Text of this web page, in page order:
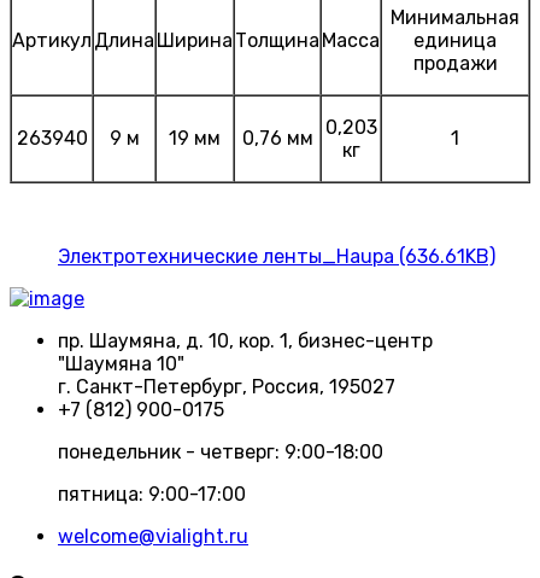
Артикул Длина Ширина Толщина Масса
Минимальная
единица
продажи
263940 9 м 19 мм 0,76 мм
0,203
кг
1
Электротехнические ленты_Haupa (636.61KB)
пр. Шаумяна, д. 10, кор. 1, бизнес-центр
"Шаумяна 10"
г. Санкт-Петербург, Россия, 195027
+7 (812) 900-0175
понедельник - четверг: 9:00-18:00
пятница: 9:00-17:00
welcome@vialight.ru